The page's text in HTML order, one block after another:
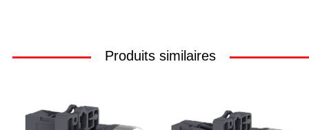
Produits similaires